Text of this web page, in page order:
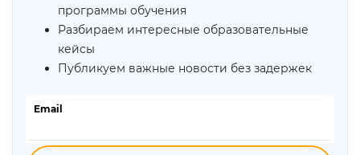
программы обучения
Разбираем интересные образовательные
кейсы
Публикуем важные новости без задержек
Email